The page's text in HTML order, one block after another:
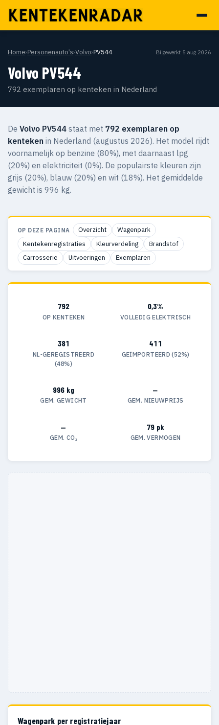
Home›Personenauto's›Volvo›PV544 Bijgewerkt 5 aug 2026
Volvo PV544
792 exemplaren op kenteken in Nederland
De Volvo PV544 staat met 792 exemplaren op
kenteken in Nederland (augustus 2026). Het model rijdt
voornamelijk op benzine (80%), met daarnaast lpg
(20%) en elektriciteit (0%). De populairste kleuren zijn
grijs (20%), blauw (20%) en wit (18%). Het gemiddelde
gewicht is 996 kg.
OP DEZE PAGINA Overzicht
Wagenpark
Kentekenregistraties
Kleurverdeling
Brandstof
Carrosserie
Uitvoeringen Exemplaren
792
OP KENTEKEN
0,3%
VOLLEDIG ELEKTRISCH
381
NL-GEREGISTREERD
(48%)
411
GEÏMPORTEERD (52%)
996 kg
GEM. GEWICHT
—
GEM. NIEUWPRIJS
—
GEM. CO₂
79 pk
GEM. VERMOGEN
Wagenpark per registratiejaar